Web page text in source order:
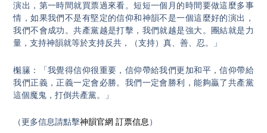
演出，第一時間就買票過來看。短短一個月的時間要做這麼多事
情，如果我們不是有堅定的信仰和神韻不是一個這麼好的演出，
我們不會成功。共產黨越是打擊，我們就越是強大。團結就是力
量，支持神韻就等於支持反共，（支持）真、善、忍。」
櫆籘：「我覺得信仰很重要，信仰帶給我們更加和平，信仰帶給
我們正義，正義一定會必勝。我們一定會勝利，能夠贏了共產黨
這個魔鬼，打倒共產黨。」
（更多信息請點擊神韻官網 訂票信息 ）